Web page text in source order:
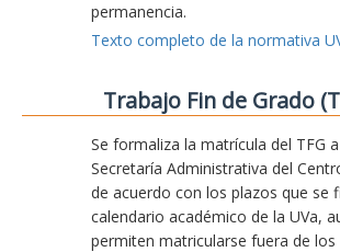
permanencia.
Texto completo de la normativa
Trabajo Fin de Grado
Se formaliza la matrícula del TFG
Secretaría Administrativa del
de acuerdo con los plazos que se
calendario académico de la UVa,
permiten matricularse fuera de los